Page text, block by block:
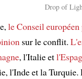
Drop of
le Conseil
sur le conflit.
, l'Italie et
l'Inde et la Turquie.